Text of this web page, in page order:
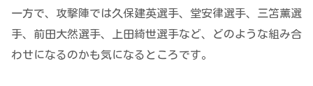
一方で、攻撃陣では久保建英選手、堂安律選手、三笘薫選
手、前田大然選手、上田綺世選手など、どのような組み合
わせになるのかも気になるところです。